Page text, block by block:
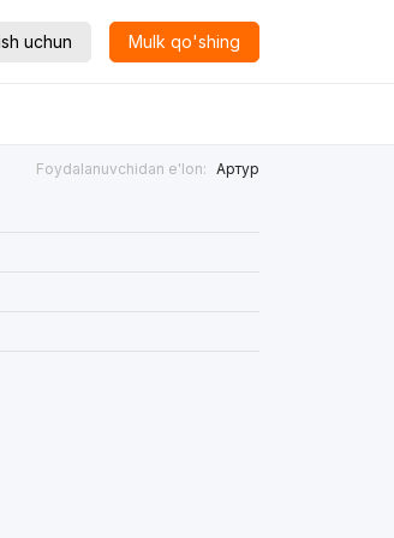
uchun Mulk qo'shing
Foydalanuvchidan e'lon: Артур